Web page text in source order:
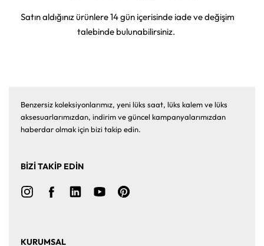
Satın aldığınız ürünlere 14 gün içerisinde iade ve değişim
talebinde bulunabilirsiniz.
Benzersiz koleksiyonlarımız, yeni lüks saat, lüks kalem ve lüks
aksesuarlarımızdan, indirim ve güncel kampanyalarımızdan
haberdar olmak için bizi takip edin.
BİZİ TAKİP EDİN
KURUMSAL